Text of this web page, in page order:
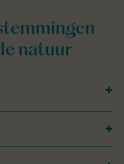
natuur